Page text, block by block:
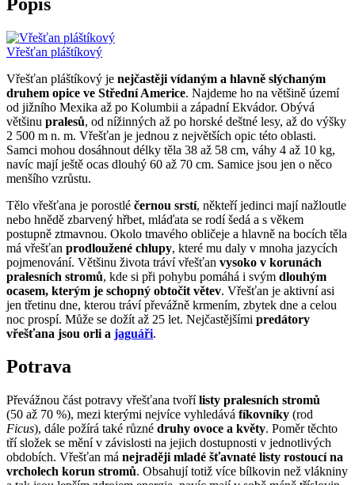
Vřešťan pláštíkový
Vřešťan pláštíkový je nejčastěji vídaným a hlavně slýchaným
druhem opice ve Střední Americe. Najdeme ho na většině území
od jižního Mexika až po Kolumbii a západní Ekvádor. Obývá
většinu pralesů, od nížinných až po horské deštné lesy, až do výšky
2 500 m n. m. Vřešťan je jednou z největších opic této oblasti.
Samci mohou dosáhnout délky těla 38 až 58 cm, váhy 4 až 10 kg,
navíc mají ještě ocas dlouhý 60 až 70 cm. Samice jsou jen o něco
menšího vzrůstu.
Tělo vřešťana je porostlé černou srstí, někteří jedinci mají nažloutle
nebo hnědě zbarvený hřbet, mláďata se rodí šedá a s věkem
postupně ztmavnou. Okolo tmavého obličeje a hlavně na bocích těla
má vřešťan prodloužené chlupy, které mu daly v mnoha jazycích
pojmenování. Většinu života tráví vřešťan vysoko v korunách
pralesních stromů, kde si při pohybu pomáhá i svým dlouhým
ocasem, kterým je schopný obtočit větev. Vřešťan je aktivní asi
jen třetinu dne, kterou tráví převážně krmením, zbytek dne a celou
noc prospí. Může se dožít až 25 let. Nejčastějšími predátory
vřešťana jsou orli a jaguáři.
Potrava
Převážnou část potravy vřešťana tvořílisty pralesních stromů
(50 až 70 %), mezi kterými nejvíce vyhledává fíkovníky (rod
Ficus), dále požírá také různé druhy ovoce a květy. Poměr těchto
tří složek se mění v závislosti na jejich dostupnosti v jednotlivých
obdobích. Vřešťan má nejraději mladé šťavnaté listy rostoucí na
vrcholech korun stromů. Obsahují totiž více bílkovin než vlákniny